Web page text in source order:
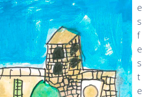
e
s
f
e
s
t
e